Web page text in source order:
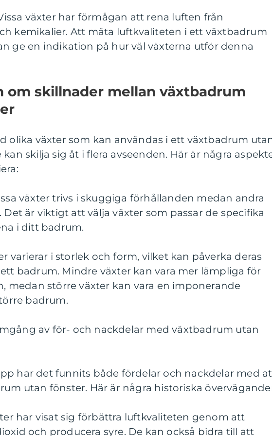
växter har förmågan att rena luften från
kemikalier. Att mäta luftkvaliteten i ett växtbadrum
ge en indikation på hur väl växterna utför denna
om skillnader mellan växtbadrum
olika växter som kan användas i ett växtbadrum
skilja sig åt i flera avseenden. Här är några
växter trivs i skuggiga förhållanden medan andra
Det är viktigt att välja växter som passar de specifika
i ditt badrum.
varierar i storlek och form, vilket kan påverka deras
badrum. Mindre växter kan vara mer lämpliga för
medan större växter kan vara en imponerande
badrum.
av för- och nackdelar med växtbadrum utan
har det funnits både fördelar och nackdelar med
utan fönster. Här är några historiska
har visat sig förbättra luftkvaliteten genom att
och producera syre. De kan också bidra till att